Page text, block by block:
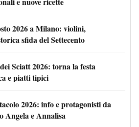
2026 a Milano: violini,
sfida del Settecento
Sciatt 2026: torna la festa
e piatti tipici
2026: info e protagonisti da
Angela e Annalisa